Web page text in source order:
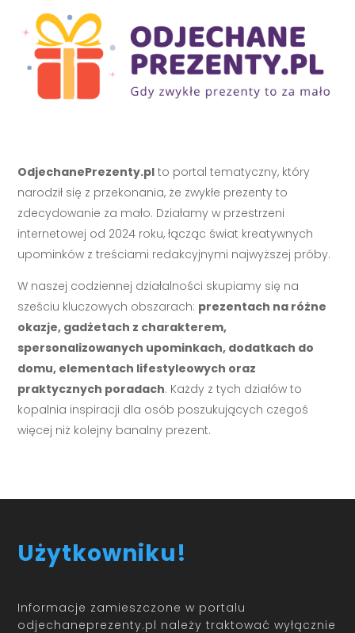
OdjechanePrezenty.pl to portal tematyczny, który
narodził się z przekonania, że zwykłe prezenty to
zdecydowanie za mało. Działamy w przestrzeni
internetowej od 2024 roku, łącząc świat kreatywnych
upominków z treściami redakcyjnymi najwyższej próby.
W naszej codziennej działalności skupiamy się na
sześciu kluczowych obszarach: prezentach na różne
okazje, gadżetach z charakterem,
spersonalizowanych upominkach, dodatkach do
domu, elementach lifestyleowych oraz
praktycznych poradach. Każdy z tych działów to
kopalnia inspiracji dla osób poszukujących czegoś
więcej niż kolejny banalny prezent.
Użytkowniku!
Informacje zamieszczone w portalu
odjechaneprezenty.pl należy traktować wyłącznie